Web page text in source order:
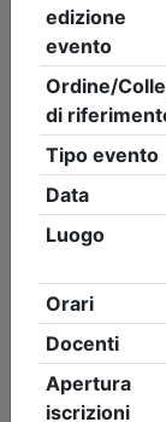
- Tipo
Lecco
-
Dettagli
Gratuito